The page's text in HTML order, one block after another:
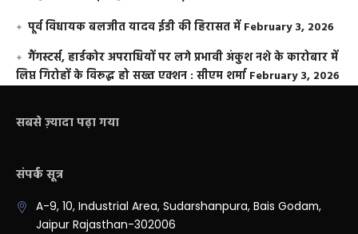
पूर्व विधायक बलजीत यादव ईडी की हिरासत में February 3, 2026
गैंगस्टर्स, हार्डकोर अपराधियों पर लगे प्रभावी अंकुश नशे के कारोबार में
लिप्त गिरोहों के विरूद्ध हो सख्त एक्शन : सीएम शर्मा February 3, 2026
सबसे ज़्यादा पढ़ा गया
संपर्क सूत्र
A-9, 10, Industrial Area, Sudarshanpura, Bais Godam,
Jaipur Rajasthan-302006